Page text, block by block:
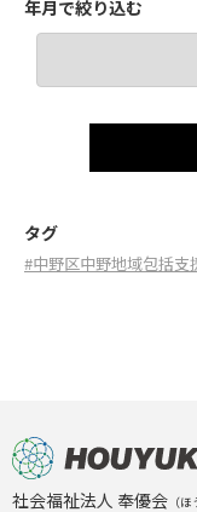
年月で絞り込む
タグ
#中野区中野地域包括支
社会福祉法人 奉優会 （